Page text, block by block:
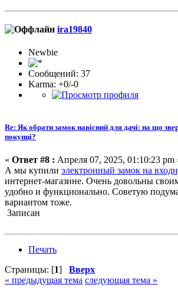
ira19840
Newbie
Сообщений: 37
Karma: +0/-0
Re: Як обрати замок навісний для дачі: на що
покупці?
« Ответ #8 : Апреля 07, 2025, 01:10:23 pm
А мы купили электронный замок на
интернет-магазине. Очень довольны
удобно и функционально. Советую
вариантом тоже.
Записан
Печать
Страницы: [1] Вверх
« предыдущая тема следующая тема »